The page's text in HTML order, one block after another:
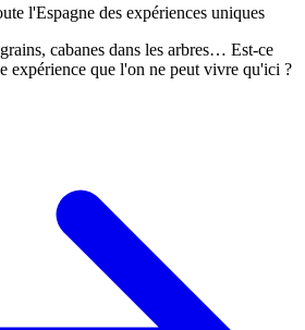
l'Espagne des expériences uniques
cabanes dans les arbres… Est-ce
expérience que l'on ne peut vivre qu'ici ?